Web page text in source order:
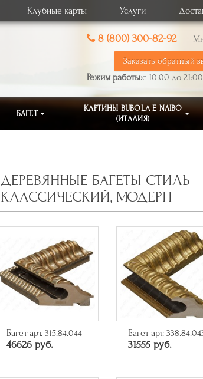
Клубные карты Услуги
8 (800) 300-82-92
Заказать обратный
Режим работы:с 10:00 до
БАГЕТ
КАРТИНЫ BUBOLA E NAIBO
(ИТАЛИЯ)
ДЕРЕВЯННЫЕ БАГЕТЫ СТИЛЬ
КЛАССИЧЕСКИЙ, МОДЕРН
Багет арт. 315.84.044
46626 руб.
Багет арт.
31555 руб.